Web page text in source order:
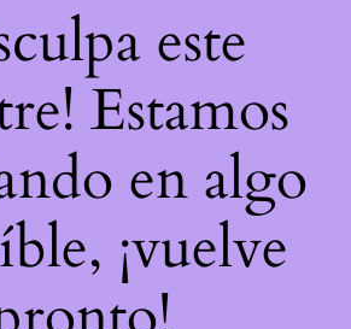
este
Estamos
en algo
¡vuelve